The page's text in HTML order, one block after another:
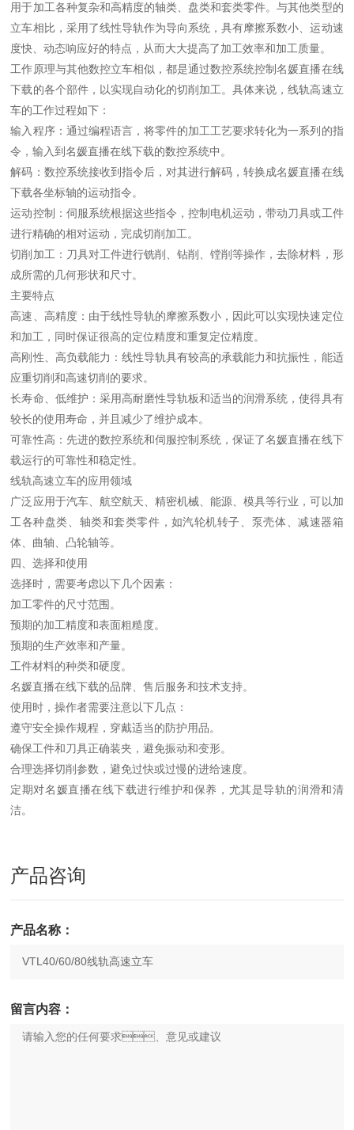
用于加工各种复杂和高精度的轴类、盘类和套类零件。与其他类型的
立车相比，采用了线性导轨作为导向系统，具有摩擦系数小、运动速
度快、动态响应好的特点，从而大大提高了加工效率和加工质量。
工作原理与其他数控立车相似，都是通过数控系统控制名媛直播在线
下载的各个部件，以实现自动化的切削加工。具体来说，线轨高速立
车的工作过程如下：
输入程序：通过编程语言，将零件的加工工艺要求转化为一系列的指
令，输入到名媛直播在线下载的数控系统中。
解码：数控系统接收到指令后，对其进行解码，转换成名媛直播在线
下载各坐标轴的运动指令。
运动控制：伺服系统根据这些指令，控制电机运动，带动刀具或工件
进行精确的相对运动，完成切削加工。
切削加工：刀具对工件进行铣削、钻削、镗削等操作，去除材料，形
成所需的几何形状和尺寸。
主要特点
高速、高精度：由于线性导轨的摩擦系数小，因此可以实现快速定位
和加工，同时保证很高的定位精度和重复定位精度。
高刚性、高负载能力：线性导轨具有较高的承载能力和抗振性，能适
应重切削和高速切削的要求。
长寿命、低维护：采用高耐磨性导轨板和适当的润滑系统，使得具有
较长的使用寿命，并且减少了维护成本。
可靠性高：先进的数控系统和伺服控制系统，保证了名媛直播在线下
载运行的可靠性和稳定性。
线轨高速立车的应用领域
广泛应用于汽车、航空航天、精密机械、能源、模具等行业，可以加
工各种盘类、轴类和套类零件，如汽轮机转子、泵壳体、减速器箱
体、曲轴、凸轮轴等。
四、选择和使用
选择时，需要考虑以下几个因素：
加工零件的尺寸范围。
预期的加工精度和表面粗糙度。
预期的生产效率和产量。
工件材料的种类和硬度。
名媛直播在线下载的品牌、售后服务和技术支持。
使用时，操作者需要注意以下几点：
遵守安全操作规程，穿戴适当的防护用品。
确保工件和刀具正确装夹，避免振动和变形。
合理选择切削参数，避免过快或过慢的进给速度。
定期对名媛直播在线下载进行维护和保养，尤其是导轨的润滑和清
洁。
产品咨询
产品名称：
留言内容：